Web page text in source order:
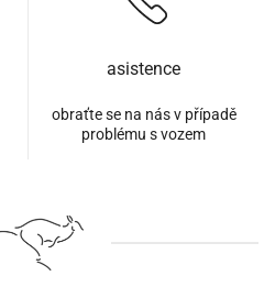
asistence
obraťte se na nás v případě
problému s vozem